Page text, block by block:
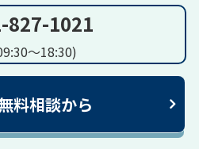
827-1021
～18:30)
料相談から